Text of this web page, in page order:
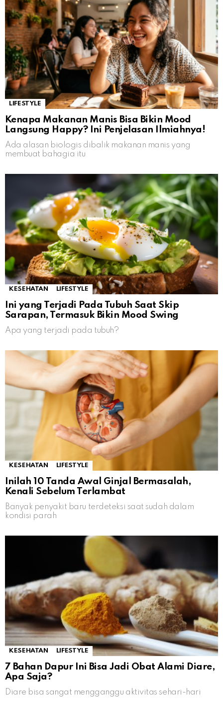
LIFESTYLE
Kenapa Makanan Manis Bisa Bikin Mood
Langsung Happy? Ini Penjelasan Ilmiahnya!
Ada alasan biologis dibalik makanan manis yang
membuat bahagia itu
KESEHATAN LIFESTYLE
Ini yang Terjadi Pada Tubuh Saat Skip
Sarapan, Termasuk Bikin Mood Swing
Apa yang terjadi pada tubuh?
KESEHATAN LIFESTYLE
Inilah 10 Tanda Awal Ginjal Bermasalah,
Kenali Sebelum Terlambat
Banyak penyakit baru terdeteksi saat sudah dalam
kondisi parah
KESEHATAN LIFESTYLE
7 Bahan Dapur Ini Bisa Jadi Obat Alami Diare,
Apa Saja?
Diare bisa sangat mengganggu aktivitas sehari-hari